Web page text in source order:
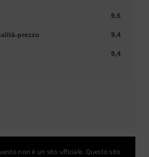
9,6
prezzo 9,4
9,4
non è un sito ufficiale. Questo sito